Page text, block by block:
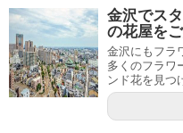
金沢でス
の花屋を
金沢にもフラ
多くのフラワ
ンド花を見つ